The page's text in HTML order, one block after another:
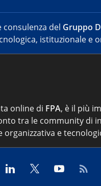
consulenza del Gruppo
istituzionale e
online di FPA, è il più
tra le community di
e